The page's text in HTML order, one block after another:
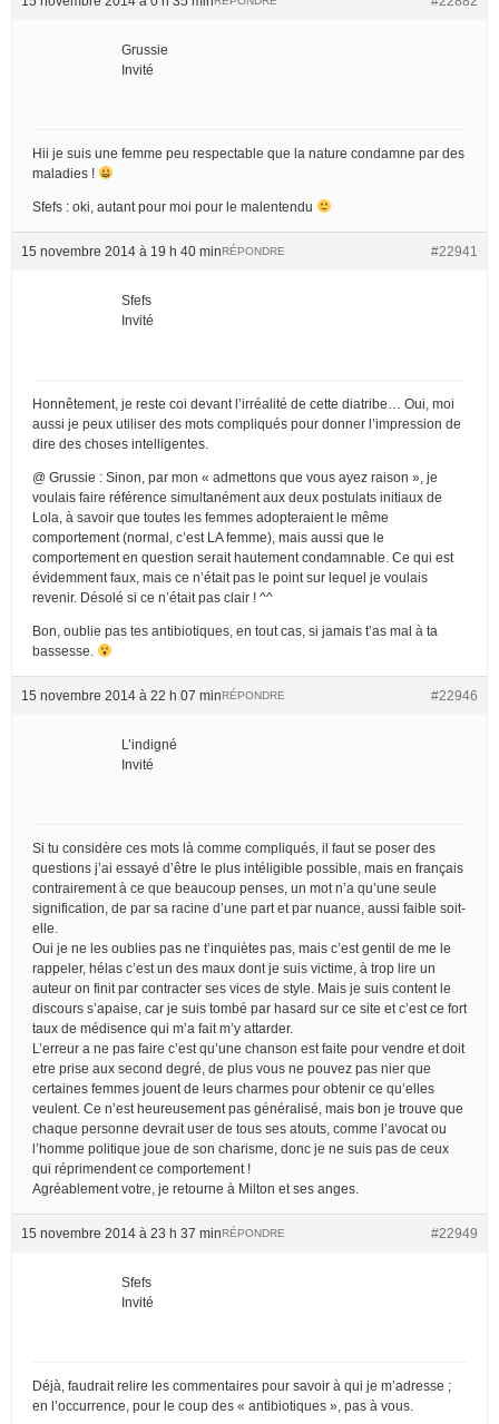
Grussie
Invité
Hii je suis une femme peu respectable que la nature condamne par des
maladies !
Sfefs : oki, autant pour moi pour le malentendu
15 novembre 2014 à 19 h 40 min #22941
RÉPONDRE
Sfefs
Invité
Honnêtement, je reste coi devant l’irréalité de cette diatribe… Oui, moi
aussi je peux utiliser des mots compliqués pour donner l’impression de
dire des choses intelligentes.
@ Grussie : Sinon, par mon « admettons que vous ayez raison », je
voulais faire référence simultanément aux deux postulats initiaux de
Lola, à savoir que toutes les femmes adopteraient le même
comportement (normal, c’est LA femme), mais aussi que le
comportement en question serait hautement condamnable. Ce qui est
évidemment faux, mais ce n’était pas le point sur lequel je voulais
revenir. Désolé si ce n’était pas clair ! ^^
Bon, oublie pas tes antibiotiques, en tout cas, si jamais t’as mal à ta
bassesse.
15 novembre 2014 à 22 h 07 min #22946
RÉPONDRE
L’indigné
Invité
Si tu considère ces mots là comme compliqués, il faut se poser des
questions j’ai essayé d’être le plus intéligible possible, mais en français
contrairement à ce que beaucoup penses, un mot n’a qu’une seule
signification, de par sa racine d’une part et par nuance, aussi faible soit-
elle.
Oui je ne les oublies pas ne t’inquiètes pas, mais c’est gentil de me le
rappeler, hélas c’est un des maux dont je suis victime, à trop lire un
auteur on finit par contracter ses vices de style. Mais je suis content le
discours s’apaise, car je suis tombé par hasard sur ce site et c’est ce fort
taux de médisence qui m’a fait m’y attarder.
L’erreur a ne pas faire c’est qu’une chanson est faite pour vendre et doit
etre prise aux second degré, de plus vous ne pouvez pas nier que
certaines femmes jouent de leurs charmes pour obtenir ce qu’elles
veulent. Ce n’est heureusement pas généralisé, mais bon je trouve que
chaque personne devrait user de tous ses atouts, comme l’avocat ou
l’homme politique joue de son charisme, donc je ne suis pas de ceux
qui réprimendent ce comportement !
Agréablement votre, je retourne à Milton et ses anges.
15 novembre 2014 à 23 h 37 min #22949
RÉPONDRE
Sfefs
Invité
Déjà, faudrait relire les commentaires pour savoir à qui je m’adresse ;
en l’occurrence, pour le coup des « antibiotiques », pas à vous.